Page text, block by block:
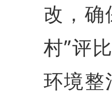
改，确
村”评
环境整